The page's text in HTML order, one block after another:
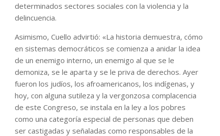
determinados sectores sociales con la violencia y la
delincuencia.
Asimismo, Cuello advirtió: «La historia demuestra, cómo
en sistemas democráticos se comienza a anidar la idea
de un enemigo interno, un enemigo al que se le
demoniza, se le aparta y se le priva de derechos. Ayer
fueron los judíos, los afroamericanos, los indígenas, y
hoy, con alguna sutileza y la vergonzosa complacencia
de este Congreso, se instala en la ley a los pobres
como una categoría especial de personas que deben
ser castigadas y señaladas como responsables de la